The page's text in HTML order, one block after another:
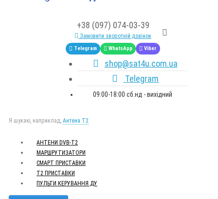
+38 (097) 074-03-39
Замовити зворотній дзвінок
Telegram WhatsApp Viber
shop@sat4u.com.ua
Telegram
09:00-18:00 сб.нд - вихідний
Я шукаю, наприклад, Антена Т2
АНТЕНИ DVB-Т2
МАРШРУТИЗАТОРИ
СМАРТ ПРИСТАВКИ
Т2 ПРИСТАВКИ
ПУЛЬТИ КЕРУВАННЯ ДУ